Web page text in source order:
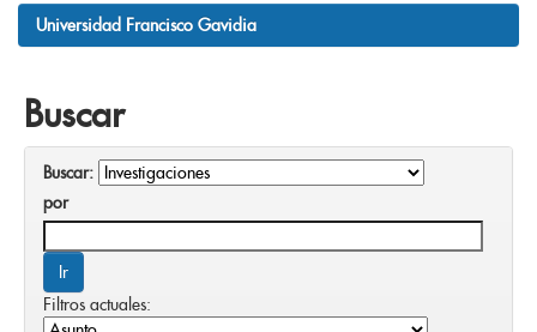
Universidad Francisco Gavidia
Buscar
Buscar:
por
Filtros actuales: